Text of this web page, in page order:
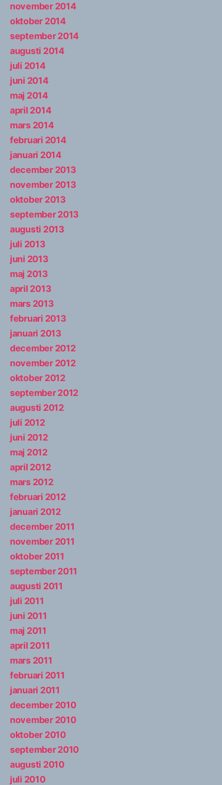
november 2014
oktober 2014
september 2014
augusti 2014
juli 2014
juni 2014
maj 2014
april 2014
mars 2014
februari 2014
januari 2014
december 2013
november 2013
oktober 2013
september 2013
augusti 2013
juli 2013
juni 2013
maj 2013
april 2013
mars 2013
februari 2013
januari 2013
december 2012
november 2012
oktober 2012
september 2012
augusti 2012
juli 2012
juni 2012
maj 2012
april 2012
mars 2012
februari 2012
januari 2012
december 2011
november 2011
oktober 2011
september 2011
augusti 2011
juli 2011
juni 2011
maj 2011
april 2011
mars 2011
februari 2011
januari 2011
december 2010
november 2010
oktober 2010
september 2010
augusti 2010
juli 2010